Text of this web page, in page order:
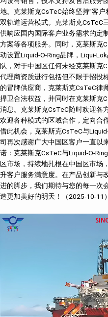
地。克莱斯克CsTeC始终坚持”客
双轨道运营模式。克莱斯克CsTeC
供响应国内国际客户业务需求的定
方案等各项服务。同时，克莱斯克
动设置Liquid-O-Ring品牌，Liqui-
队，对于中国区任何未经克莱斯克
代理商资质进行包括但不限于招投
的冒牌供应商，克莱斯克CsTeC律
捍卫合法权益，并同时在克莱斯克
消息。克莱斯克CsTeC随时欢迎各
欢迎各种模式的区域合作，定向合
借此机会，克莱斯克CsTeC与
司再次感谢广大中国区客户一直以
诺：克莱斯克CsTeC与Liquid-O-
区市场，持续地扎根在中国区市场
升客户服务满意度。在产品创新与
进的脚步，我们期待与您的每一次
造更加美好的明天！（2025-10-11）